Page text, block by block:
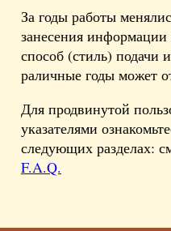
За годы работы
занесения
способ (стиль) подачи
раличные годы может
Для продвинутой
указателями
следующих разделах:
F.A.Q.